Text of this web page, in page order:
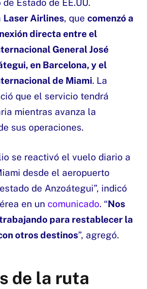
Estado de EE.UU.
Laser Airlines, que comenzó a
directa entre el
General José
en Barcelona, y el
de Miami. La
que el servicio tendrá
mientras avanza la
sus operaciones.
se reactivó el vuelo diario a
desde el aeropuerto
de Anzoátegui”, indicó
en un comunicado. “Nos
para restablecer la
otros destinos”, agregó.
de la ruta